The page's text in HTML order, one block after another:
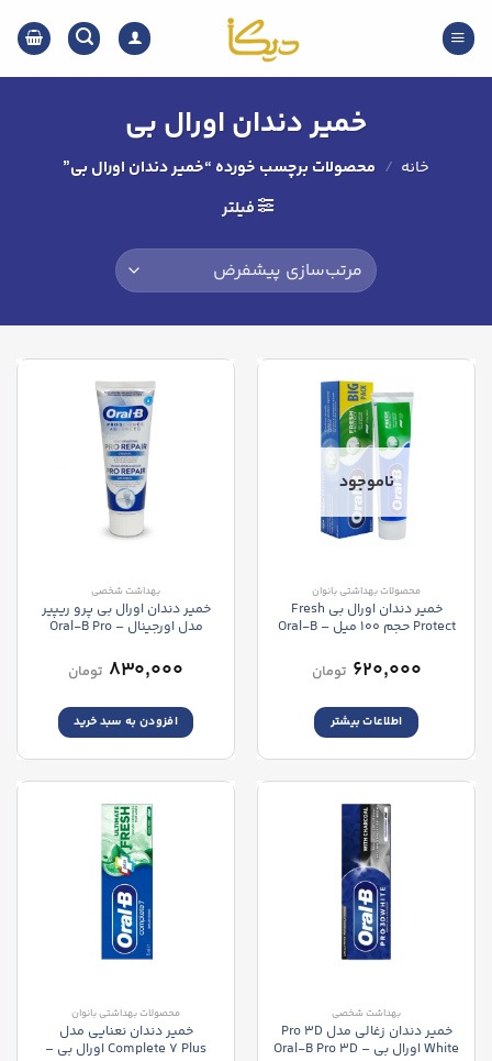
content
خمیر دندان اورال بی
خانه / محصولات برچسب خورده “خمیر دندان اورال بی”
فیلتر
ناموجود
محصولات بهداشتی بانوان
خمیر دندان اورال بی Fresh
Protect حجم 100 میل – Oral-B
PACK
۶۲۰,۰۰۰ تومان
اطلاعات بیشتر
بهداشت شخصی
خمیر دندان اورال بی پرو ریپیر
مدل اورجینال – Oral-B Pro
۸۳۰,۰۰۰ تومان
افزودن به سبد خرید
بهداشت شخصی
خمیر دندان زغالی مدل Pro 3D
White اورال بی – Oral-B Pro 3D
محصولات بهداشتی بانوان
خمیر دندان نعنایی مدل
Complete 7 Plus اورال بی –